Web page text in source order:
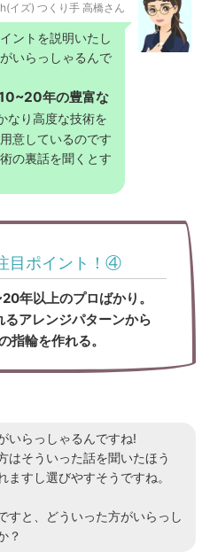
イズ) つくり手 高橋さん
ントを説明いたし
いらっしゃるんで
年の豊富な
なり高度な技術を
意しているのです
の裏話を聞くとす
目ポイント！④
年以上のプロばかり。
アレンジパターンから
指輪を作れる。
いらっしゃるんですね!
はそういった話を聞いたほう
ますし選びやすそうですね。
すと、どういった方がいらっし
？